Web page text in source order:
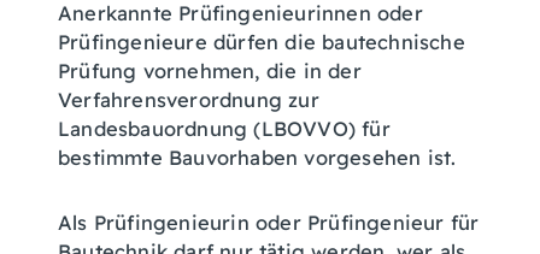
Anerkannte Prüfingenieurinnen oder
Prüfingenieure dürfen die bautechnische
Prüfung vornehmen, die in der
Verfahrensverordnung zur
Landesbauordnung (LBOVVO) für
bestimmte Bauvorhaben vorgesehen ist.
Als Prüfingenieurin oder Prüfingenieur für